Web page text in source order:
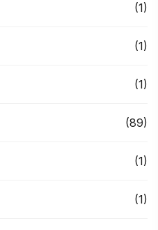
(1)
(1)
(1)
(89)
(1)
(1)